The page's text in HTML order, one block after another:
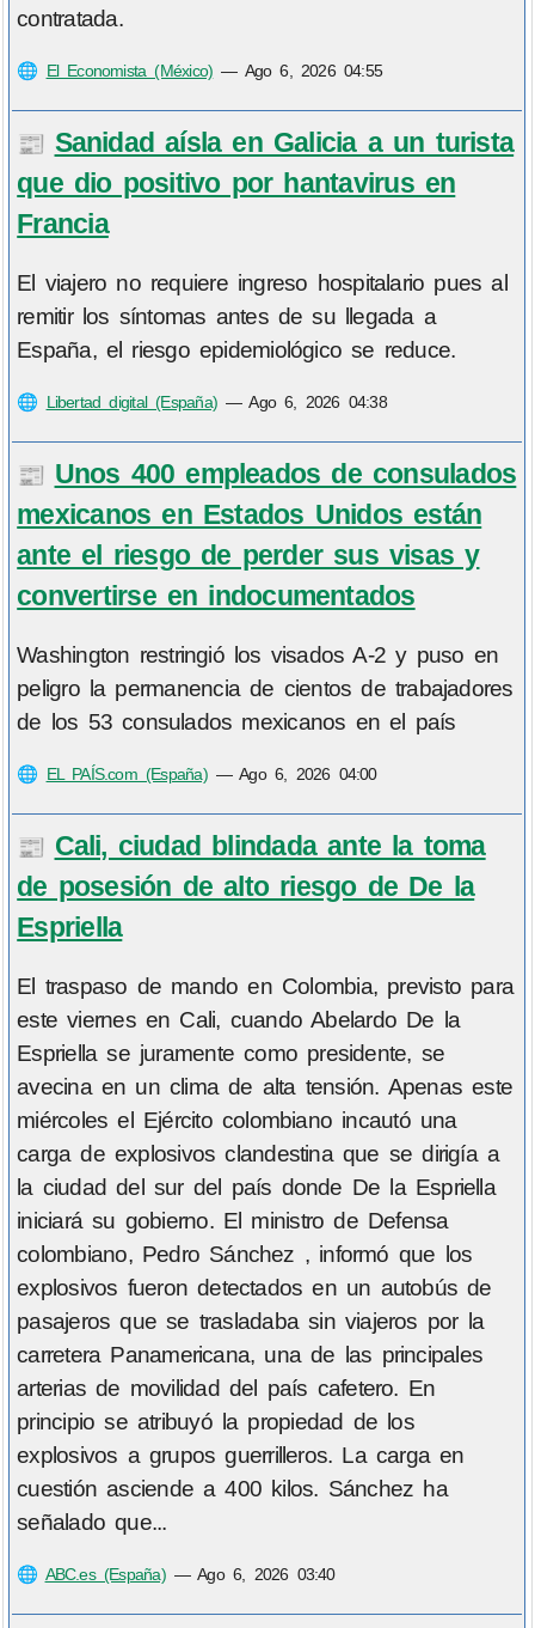
contratada.
🌐 El Economista (México) — Ago 6, 2026 04:55
📰 Sanidad aísla en Galicia a un turista
que dio positivo por hantavirus en
Francia
El viajero no requiere ingreso hospitalario pues al
remitir los síntomas antes de su llegada a
España, el riesgo epidemiológico se reduce.
🌐 Libertad digital (España) —Ago 6, 2026 04:38
📰 Unos 400 empleados de consulados
mexicanos en Estados Unidos están
ante el riesgo de perder sus visas y
convertirse en indocumentados
Washington restringió los visados A-2 y puso en
peligro la permanencia de cientos de trabajadores
de los 53 consulados mexicanos en el país
🌐 EL PAÍS.com (España)—Ago 6, 2026 04:00
📰 Cali, ciudad blindada ante la toma
de posesión de alto riesgo de De la
Espriella
El traspaso de mando en Colombia, previsto para
este viernes en Cali, cuando Abelardo De la
Espriella se juramente como presidente, se
avecina en un clima de alta tensión. Apenas este
miércoles el Ejército colombiano incautó una
carga de explosivos clandestina que se dirigía a
la ciudad del sur del país donde De la Espriella
iniciará su gobierno. El ministro de Defensa
colombiano, Pedro Sánchez , informó que los
explosivos fueron detectados en un autobús de
pasajeros que se trasladaba sin viajeros por la
carretera Panamericana, una de las principales
arterias de movilidad del país cafetero. En
principio se atribuyó la propiedad de los
explosivos a grupos guerrilleros. La carga en
cuestión asciende a 400 kilos. Sánchez ha
señalado que...
🌐 ABC.es (España)—Ago 6, 2026 03:40